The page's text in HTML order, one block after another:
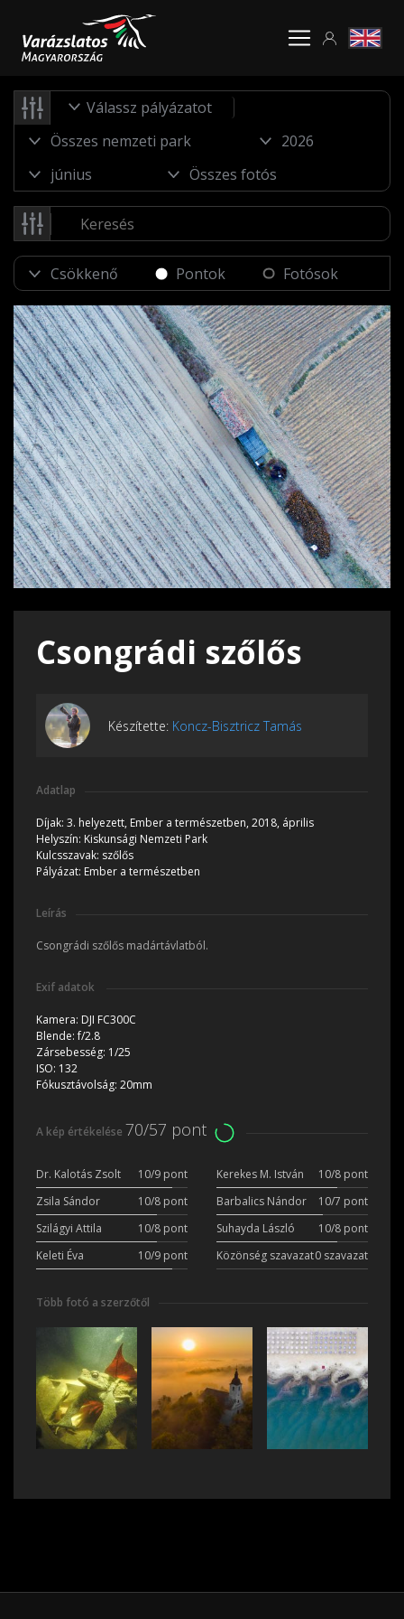
Válassz pályázatot
Pontok Fotósok
Csongrádi szőlős
Készítette: Koncz-Bisztricz Tamás
Adatlap
Díjak: 3. helyezett, Ember a természetben, 2018, április
Helyszín: Kiskunsági Nemzeti Park
Kulcsszavak: szőlős
Pályázat: Ember a természetben
Leírás
Csongrádi szőlős madártávlatból.
Exif adatok
Kamera: DJI FC300C
Blende:f/2.8
Zársebesség: 1/25
ISO: 132
Fókusztávolság: 20mm
A kép értékelése 70/57 pont
Dr. Kalotás Zsolt 10/9 pont Kerekes M. István
10/8 pont
Zsila Sándor
10/8 pont Barbalics Nándor
10/7 pont
Szilágyi Attila
10/8 pont Suhayda László
10/8 pont
Keleti Éva
10/9 pont Közönség szavazat0 szavazat
Több fotó a szerzőtől